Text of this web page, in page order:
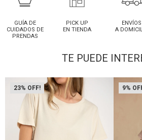
GUÍA DE
CUIDADOS DE
PRENDAS
PICK UP
EN TIENDA
ENVÍOS
A
TE PUEDE
23 9